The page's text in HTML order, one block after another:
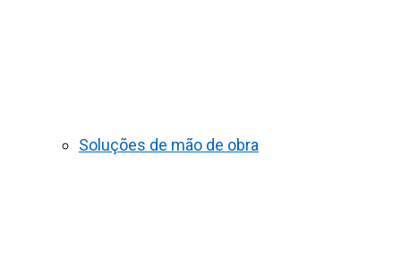
Soluções de mão de obra